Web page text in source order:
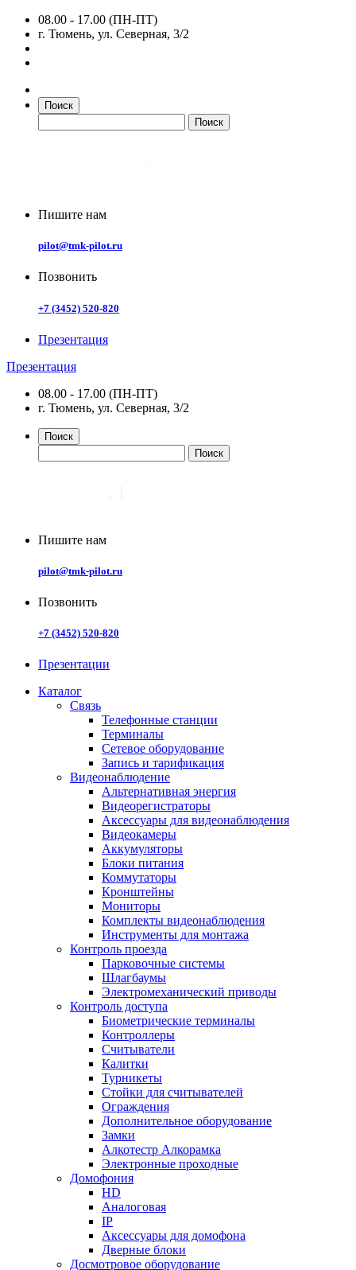
08.00 - 17.00 (ПН-ПТ)
г. Тюмень, ул. Северная, 3/2
Поиск
Пишите нам
pilot@tmk-pilot.ru
Позвонить
+7 (3452) 520-820
Презентация
Презентация
08.00 - 17.00 (ПН-ПТ)
г. Тюмень, ул. Северная, 3/2
Поиск
Пишите нам
pilot@tmk-pilot.ru
Позвонить
+7 (3452) 520-820
Презентации
Каталог
Связь
Телефонные станции
Терминалы
Сетевое оборудование
Запись и тарификация
Видеонаблюдение
Альтернативная энергия
Видеорегистраторы
Аксессуары для видеонаблюдения
Видеокамеры
Аккумуляторы
Блоки питания
Коммутаторы
Кронштейны
Мониторы
Комплекты видеонаблюдения
Инструменты для монтажа
Контроль проезда
Парковочные системы
Шлагбаумы
Электромеханический приводы
Контроль доступа
Биометрические терминалы
Контроллеры
Считыватели
Калитки
Турникеты
Стойки для считывателей
Ограждения
Дополнительное оборудование
Замки
Алкотестр Алкорамка
Электронные проходные
Домофония
HD
Аналоговая
IP
Аксессуары для домофона
Дверные блоки
Досмотровое оборудование